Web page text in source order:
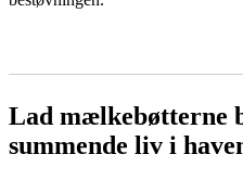
Lad mælkebøtterne
summende liv i